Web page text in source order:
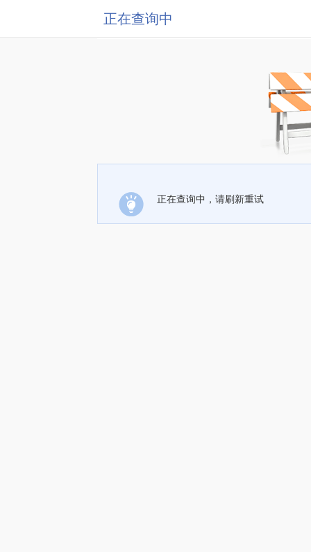
正在查询中
正在查询中，请刷新重试